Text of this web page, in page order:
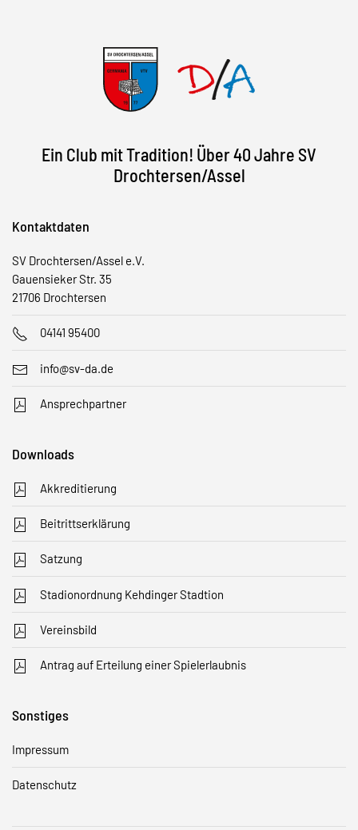
Ein Club mit Tradition! Über 40 Jahre SV
Drochtersen/Assel
Kontaktdaten
SV Drochtersen/Assel e.V.
Gauensieker Str. 35
21706 Drochtersen
04141 95400
info@sv-da.de
Ansprechpartner
Downloads
Akkreditierung
Beitrittserklärung
Satzung
Stadionordnung Kehdinger Stadtion
Vereinsbild
Antrag auf Erteilung einer Spielerlaubnis
Sonstiges
Impressum
Datenschutz